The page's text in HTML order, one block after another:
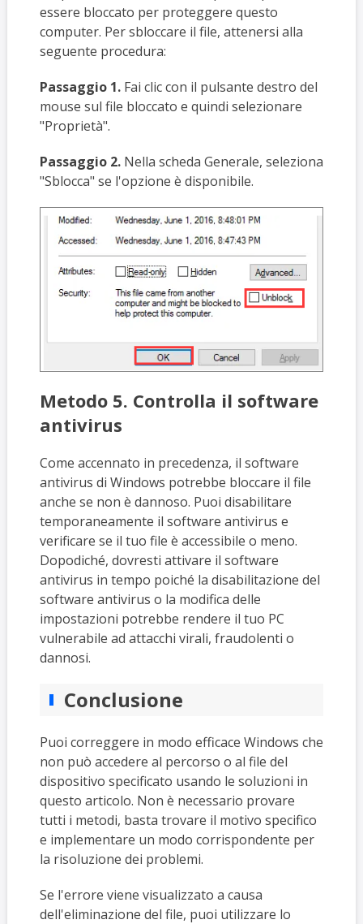
essere bloccato per proteggere questo
computer. Per sbloccare il file, attenersi alla
seguente procedura:
Passaggio 1.Fai clic con il pulsante destro del
mouse sul file bloccato e quindi selezionare
"Proprietà".
Passaggio 2.Nella scheda Generale, seleziona
"Sblocca" se l'opzione è disponibile.
Metodo 5. Controlla il software
antivirus
Come accennato in precedenza, il software
antivirus di Windows potrebbe bloccare il file
anche se non è dannoso. Puoi disabilitare
temporaneamente il software antivirus e
verificare se il tuo file è accessibile o meno.
Dopodiché, dovresti attivare il software
antivirus in tempo poiché la disabilitazione del
software antivirus o la modifica delle
impostazioni potrebbe rendere il tuo PC
vulnerabile ad attacchi virali, fraudolenti o
dannosi.
Conclusione
Puoi correggere in modo efficace Windows che
non può accedere al percorso o al file del
dispositivo specificato usando le soluzioni in
questo articolo. Non è necessario provare
tutti i metodi, basta trovare il motivo specifico
e implementare un modo corrispondente per
la risoluzione dei problemi.
Se l'errore viene visualizzato a causa
dell'eliminazione del file, puoi utilizzare lo